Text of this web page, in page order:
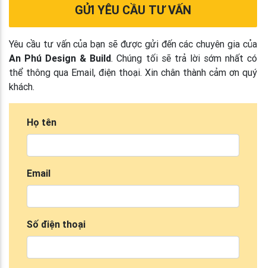
GỬI YÊU CẦU TƯ VẤN
Yêu cầu tư vấn của bạn sẽ được gửi đến các chuyên gia của
An Phú Design & Build. Chúng tối sẽ trả lời sớm nhất có
thể thông qua Email, điện thoại. Xin chân thành cảm ơn quý
khách.
Họ tên
Email
Số điện thoại